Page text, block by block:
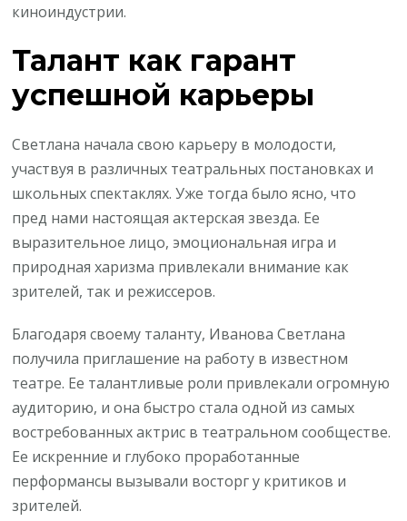
киноиндустрии.
Талант как гарант
успешной карьеры
Светлана начала свою карьеру в молодости,
участвуя в различных театральных постановках и
школьных спектаклях. Уже тогда было ясно, что
пред нами настоящая актерская звезда. Ее
выразительное лицо, эмоциональная игра и
природная харизма привлекали внимание как
зрителей, так и режиссеров.
Благодаря своему таланту, Иванова Светлана
получила приглашение на работу в известном
театре. Ее талантливые роли привлекали огромную
аудиторию, и она быстро стала одной из самых
востребованных актрис в театральном сообществе.
Ее искренние и глубоко проработанные
перформансы вызывали восторг у критиков и
зрителей.